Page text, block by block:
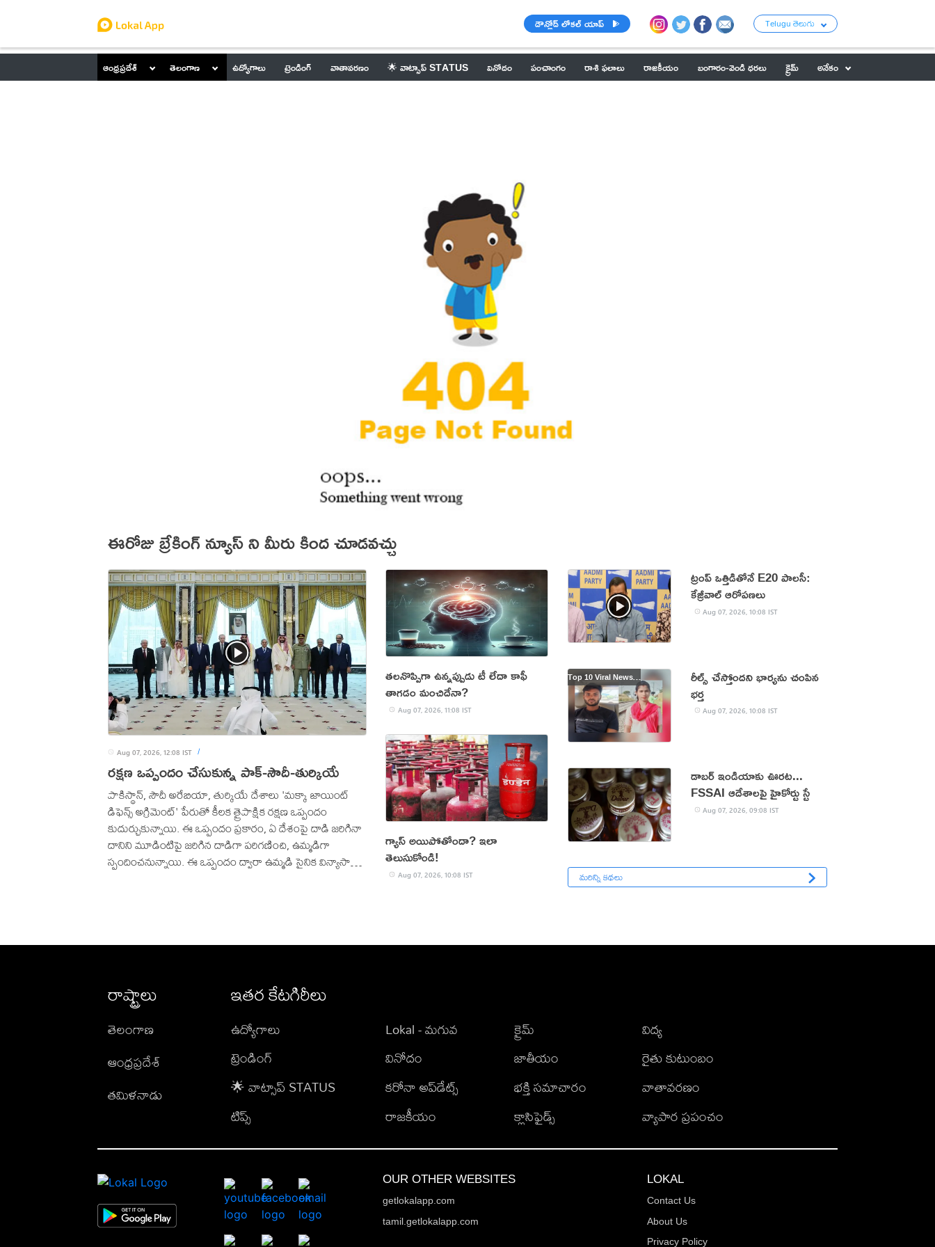
డౌన్లోడ్ లోకల్ యాప్ Telugu తెలుగు
ఆంధ్రప్రదేశ్ తెలంగాణ ఉద్యోగాలు ట్రెండింగ్ వాతావరణం 🌟 వాట్సాప్ STATUS వినోదం పంచాంగం రాశి ఫలాలు రాజకీయం బంగారం-వెండి ధరలు క్రైమ్ అనేకం
ఈరోజు బ్రేకింగ్ న్యూస్ ని మీరు కింద చూడవచ్చు
Aug 07, 2026, 12:08 IST /
రక్షణ ఒప్పందం చేసుకున్న పాక్‌-సౌదీ-తుర్కియే
పాకిస్థాన్, సౌదీ అరేబియా, తుర్కియే దేశాలు 'మక్కా జాయింట్‌
డిఫెన్స్‌ అగ్రిమెంట్‌' పేరుతో కీలక త్రైపాక్షిక రక్షణ ఒప్పందం
కుదుర్చుకున్నాయి. ఈ ఒప్పందం ప్రకారం, ఏ దేశంపై దాడి జరిగినా
దానిని మూడింటిపై జరిగిన దాడిగా పరిగణించి, ఉమ్మడిగా
స్పందించనున్నాయి. ఈ ఒప్పందం ద్వారా ఉమ్మడి సైనిక విన్యాసాలు,
తలనొప్పిగా ఉన్నప్పుడు టీ లేదా కాఫీ
తాగడం మంచిదేనా?
Aug 07, 2026, 11:08 IST
గ్యాస్ అయిపోతోందా? ఇలా
తెలుసుకోండి!
Aug 07, 2026, 10:08 IST
ట్రంప్‌ ఒత్తిడితోనే E20 పాలసీ:
కేజ్రీవాల్‌ ఆరోపణలు
Aug 07, 2026, 10:08 IST
Top 10 Viral News 🔥 రీల్స్ చేస్తోందని భార్యను చంపిన
భర్త
Aug 07, 2026, 10:08 IST
డాబర్‌ ఇండియాకు ఊరట...
FSSAI ఆదేశాలపై హైకోర్టు స్టే
Aug 07, 2026, 09:08 IST
మరిన్ని కథలు
రాష్ట్రాలు
తెలంగాణ
ఆంధ్రప్రదేశ్
తమిళనాడు
ఇతర కేటగిరీలు
ఉద్యోగాలు
ట్రెండింగ్
🌟 వాట్సాప్ STATUS
టిప్స్
Lokal - మగువ
వినోదం
కరోనా అప్‌డేట్స్
రాజకీయం
క్రైమ్
జాతీయం
భక్తి సమాచారం
క్లాసిఫైడ్స్
విద్య
రైతు కుటుంబం
వాతావరణం
వ్యాపార ప్రపంచం
OUR OTHER WEBSITES
getlokalapp.com
tamil.getlokalapp.com
LOKAL
Contact Us
About Us
Privacy Policy